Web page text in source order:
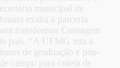
municipal de
exalta a parceria
transformar Contagem
país. “A UFMG traz a
de graduação e pós-
campo para coleta de